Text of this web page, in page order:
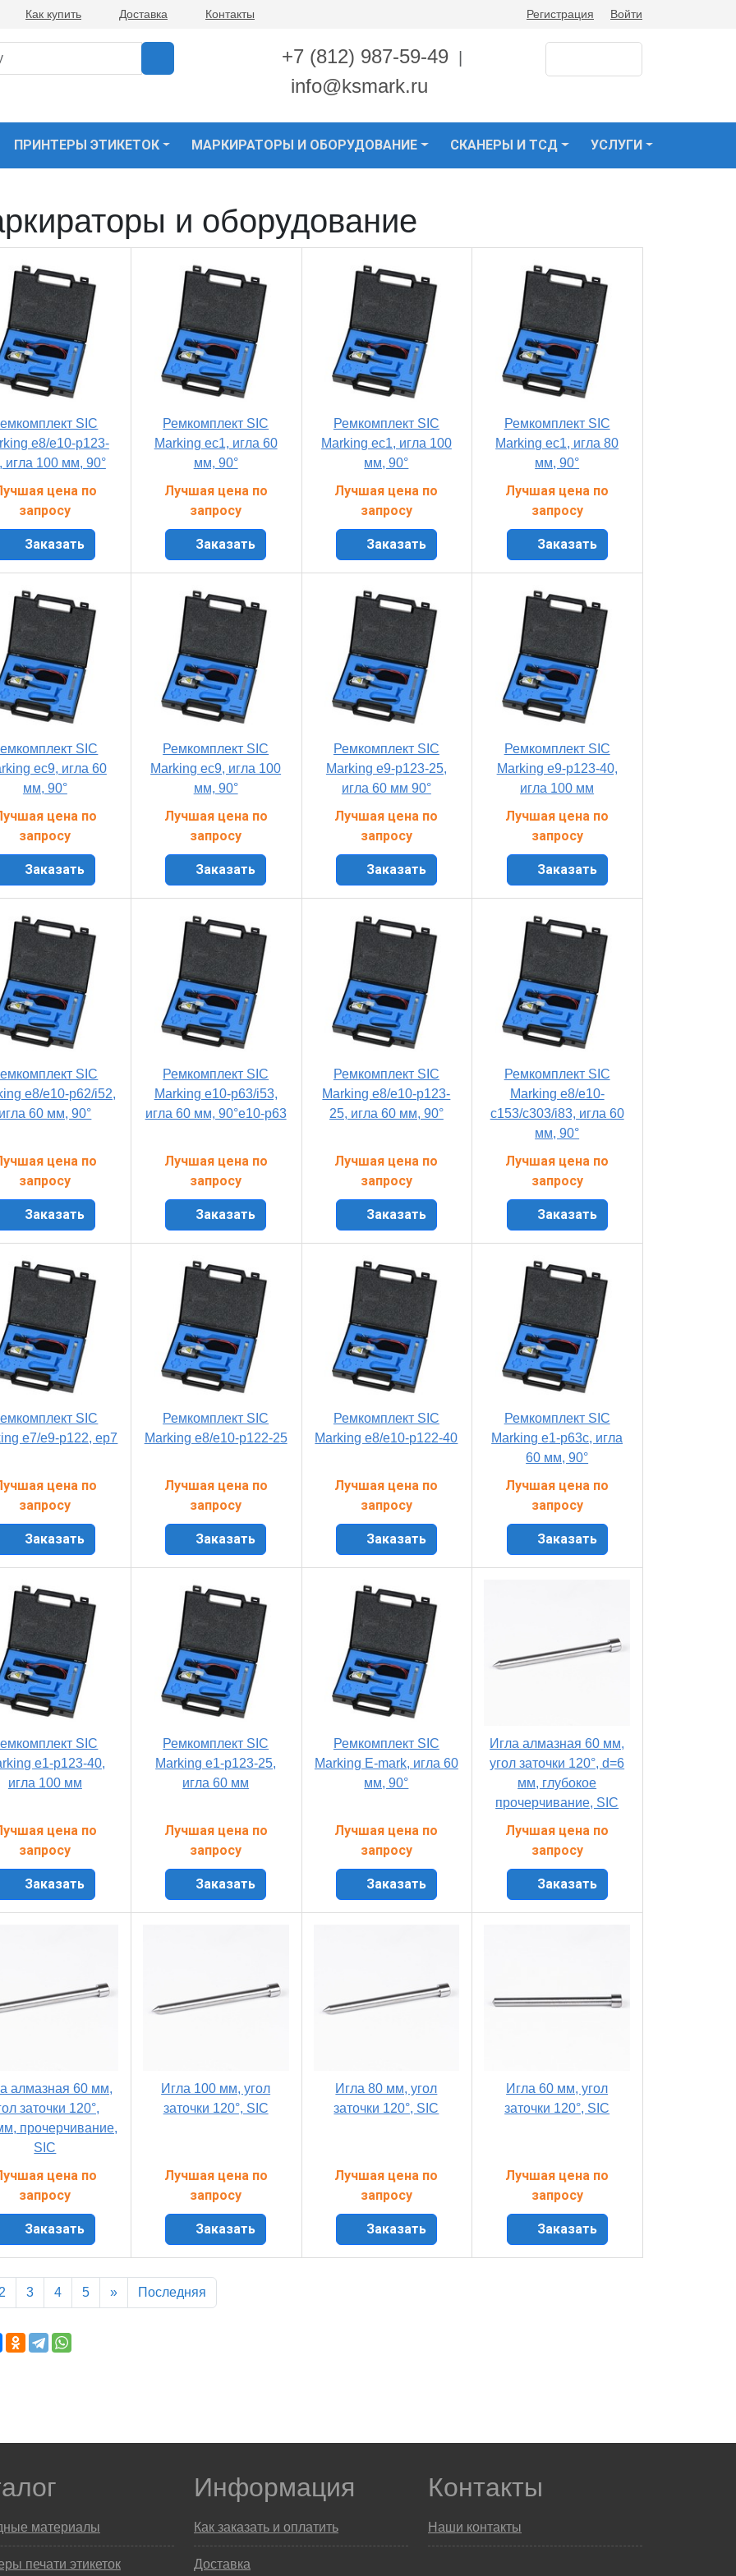
Как купить Доставка Контакты Регистрация Войти
+7 (812) 987-59-49
info@ksmark.ru
ПРИНТЕРЫ ЭТИКЕТОК МАРКИРАТОРЫ И ОБОРУДОВАНИЕ СКАНЕРЫ И ТСД УСЛУГИ
и оборудование
SIC
e8/e10-p123-
игла 100 мм, 90°
цена по
запросу
Заказать
Ремкомплект SIC
Marking ec1, игла 60
мм, 90°
Лучшая цена по
запросу
Заказать
Ремкомплект SIC
Marking ec1, игла 100
мм, 90°
Лучшая цена по
запросу
Заказать
Ремкомплект SIC
Marking ec1, игла 80
мм, 90°
Лучшая цена по
запросу
Заказать
SIC
ec9, игла 60
мм, 90°
цена по
запросу
Заказать
Ремкомплект SIC
Marking ec9, игла 100
мм, 90°
Лучшая цена по
запросу
Заказать
Ремкомплект SIC
Marking e9-p123-25,
игла 60 мм 90°
Лучшая цена по
запросу
Заказать
Ремкомплект SIC
Marking e9-p123-40,
игла 100 мм
Лучшая цена по
запросу
Заказать
SIC
e8/e10-p62/i52,
60 мм, 90°
цена по
запросу
Заказать
Ремкомплект SIC
Marking e10-p63/i53,
игла 60 мм, 90°e10-p63
Лучшая цена по
запросу
Заказать
Ремкомплект SIC
Marking e8/e10-p123-
25, игла 60 мм, 90°
Лучшая цена по
запросу
Заказать
Ремкомплект SIC
Marking e8/e10-
c153/c303/i83, игла 60
мм, 90°
Лучшая цена по
запросу
Заказать
SIC
e7/e9-p122, ep7
цена по
запросу
Заказать
Ремкомплект SIC
Marking e8/e10-p122-25
Лучшая цена по
запросу
Заказать
Ремкомплект SIC
Marking e8/e10-p122-40
Лучшая цена по
запросу
Заказать
Ремкомплект SIC
Marking e1-p63c, игла
60 мм, 90°
Лучшая цена по
запросу
Заказать
SIC
e1-p123-40,
игла 100 мм
цена по
запросу
Заказать
Ремкомплект SIC
Marking e1-p123-25,
игла 60 мм
Лучшая цена по
запросу
Заказать
Ремкомплект SIC
Marking E-mark, игла 60
мм, 90°
Лучшая цена по
запросу
Заказать
Игла алмазная 60 мм,
угол заточки 120°, d=6
мм, глубокое
прочерчивание, SIC
Лучшая цена по
запросу
Заказать
алмазная 60 мм,
заточки 120°,
прочерчивание,
SIC
цена по
запросу
Заказать
Игла 100 мм, угол
заточки 120°, SIC
Лучшая цена по
запросу
Заказать
Игла 80 мм, угол
заточки 120°, SIC
Лучшая цена по
запросу
Заказать
Игла 60 мм, угол
заточки 120°, SIC
Лучшая цена по
запросу
Заказать
3 4 5 » Последняя
материалы
печати этикеток
Информация
Как заказать и оплатить
Доставка
Контакты
Наши контакты